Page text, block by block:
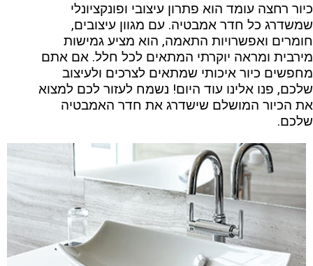
כיור רחצה עומד הוא פתרון עיצובי ופונקציונלי
שמשדרג כל חדר אמבטיה. עם מגוון עיצובים,
חומרים ואפשרויות התאמה, הוא מציע גמישות
מירבית ומראה יוקרתי המתאים לכל חלל. אם אתם
מחפשים כיור איכותי שמתאים לצרכים ולעיצוב
שלכם, פנו אלינו עוד היום! נשמח לעזור לכם למצוא
את הכיור המושלם שישדרג את חדר האמבטיה
שלכם.